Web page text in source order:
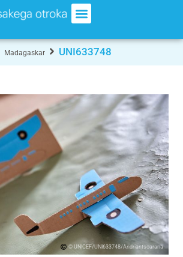
Madagaskar UNI633748
© UNICEF/UNI633748/Andriantsoarana